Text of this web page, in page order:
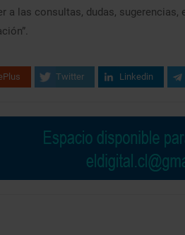
a las consultas, dudas,
Twitter Linkedin